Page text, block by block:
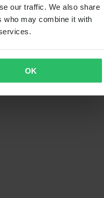
our traffic. We also share
who may combine it with
OK